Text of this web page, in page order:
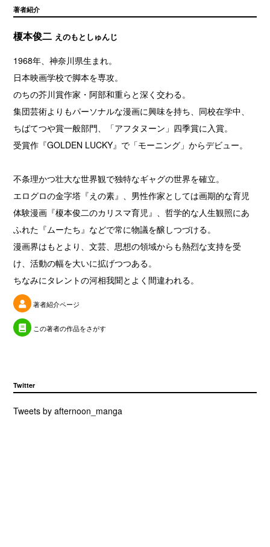
著者紹介
榎本俊二 えのもとしゅんじ
1968年、神奈川県生まれ。
日本映画学校で脚本を専攻。
のちの芥川賞作家・阿部和重らと深く交わる。
集団芸術よりもパーソナルな漫画に興味を持ち、同校在学中、
ちばてつや賞一般部門、「アフタヌーン」四季賞に入賞。
受賞作『GOLDEN LUCKY』で「モーニング」からデビュー。
不条理かつ壮大な世界観で独特なギャグの世界を確立。
エログロの金字塔『えの素』、男性作家としては画期的な育児
体験漫画『榎本俊二のカリスマ育児』、哲学的な人生観照にあ
ふれた『ムーたち』などで常に物議を醸しつづける。
漫画界はもとより、文芸、思想の領域からも熱烈な支持を受
け、活動の幅を大いに拡げつつある。
ちなみにタレントの河相我聞とよく間違われる。
著者紹介ページ
この著者の作品をさがす
Twitter
Tweets by afternoon_manga